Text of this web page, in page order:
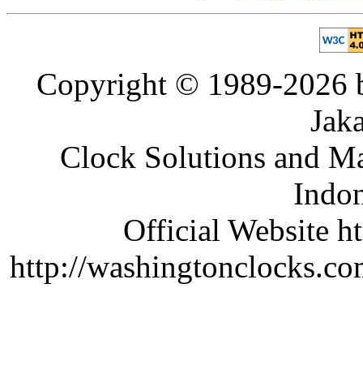
Copyright © 1989-2026
Clock Solutions and
Official Website
http://